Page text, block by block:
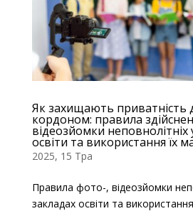
Як захищають приватність
кордоном: правила
відеозйомки неповнолітніх
освіти та використання їх
2025, 15 Тра
Правила фото-, відеозйомки
закладах освіти та